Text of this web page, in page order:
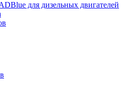
для дизельных двигателей